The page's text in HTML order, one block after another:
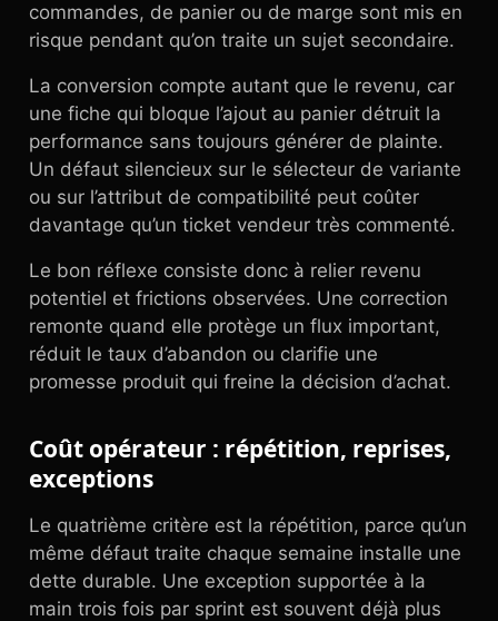
commandes, de panier ou de marge sont mis en
risque pendant qu’on traite un sujet secondaire.
La conversion compte autant que le revenu, car
une fiche qui bloque l’ajout au panier détruit la
performance sans toujours générer de plainte.
Un défaut silencieux sur le sélecteur de variante
ou sur l’attribut de compatibilité peut coûter
davantage qu’un ticket vendeur très commenté.
Le bon réflexe consiste donc à relier revenu
potentiel et frictions observées. Une correction
remonte quand elle protège un flux important,
réduit le taux d’abandon ou clarifie une
promesse produit qui freine la décision d’achat.
Coût opérateur : répétition, reprises,
exceptions
Le quatrième critère est la répétition, parce qu’un
même défaut traite chaque semaine installe une
dette durable. Une exception supportée à la
main trois fois par sprint est souvent déjà plus